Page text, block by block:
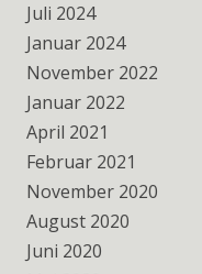
Juli 2024
Januar 2024
November 2022
Januar 2022
April 2021
Februar 2021
November 2020
August 2020
Juni 2020